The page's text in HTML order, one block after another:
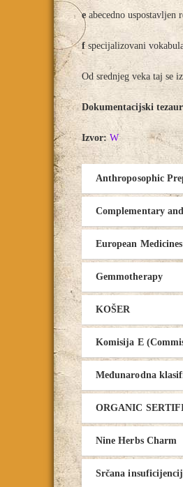
eabecedno uspostavljen
fspecijalizovani
Od srednjeg veka taj se
Dokumentacijski
Izvor: W
Anthroposophic
Complementary
European
Gemmotherapy
KOŠER
Komisija E
Međunarodna
ORGANIC
Nine Herbs Charm
Srčana